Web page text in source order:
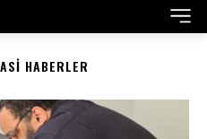
HABERLER